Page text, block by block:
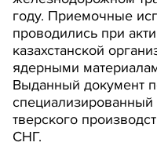
году. Приемочные
проводились при
казахстанской
ядерными
Выданный документ
тверского
СНГ.